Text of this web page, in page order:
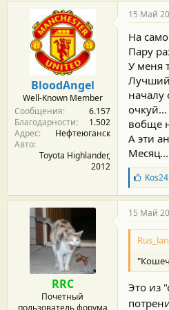
BloodAngel
Well-Known Member
Сообщения
6.157
Благодарности
1.502
Адрес
Нефтеюганск
Авто
Toyota Highlander,
2012
15 Май
На
Пару
У меня
Лучший
началу
вобще
А эти
Б
л
а
г
о
д
а
н
с
Kos24
RRC
Почетный
пользователь форума
15 Май
Это из